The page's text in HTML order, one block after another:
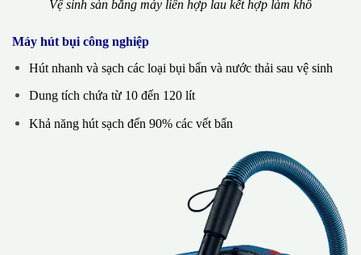
Vệ sinh sàn bằng máy liên hợp lau kết hợp làm khô
Máy hút bụi công nghiệp
Hút nhanh và sạch các loại bụi bẩn và nước thải sau vệ sinh
Dung tích chứa từ 10 đến 120 lít
Khả năng hút sạch đến 90% các vết bẩn